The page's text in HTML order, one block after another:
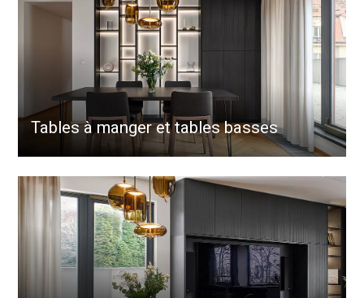
Tables à manger et tables basses